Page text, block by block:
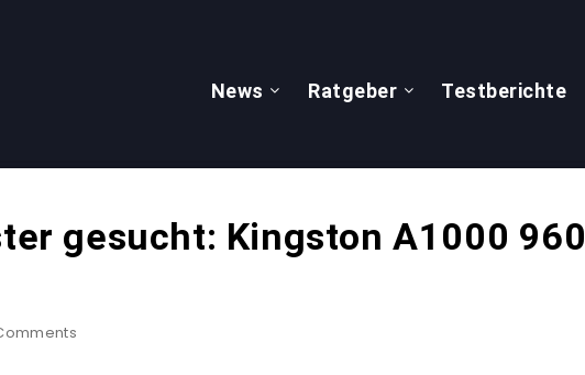
News Ratgeber Testberichte
gesucht: Kingston A1000 960